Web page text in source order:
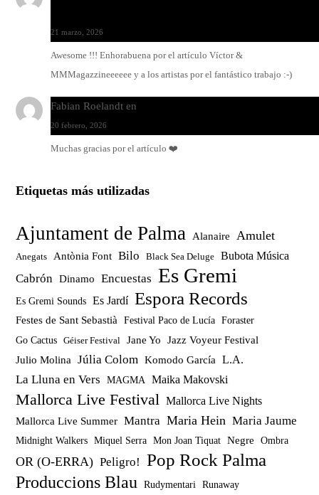
21 marzo, 2026
Awesome !!! Enhorabuena por el artículo Víctor &
MMMagazzineeeeee y a los artistas por el fantástico trabajo :-)
Fabian Roelandt en
20 febrero, 2026
Muchas gracias por el artículo ❤️
Etiquetas más utilizadas
Ajuntament de Palma Alanaire Amulet
Anegats Antònia Font Bilo Black Sea Deluge Bubota Música
Cabrón Dinamo Encuestas Es Gremi
Es Gremi Sounds Es Jardí Espora Records
Festes de Sant Sebastià Festival Paco de Lucía Foraster
Go Cactus Géiser Festival Jane Yo
Jazz Voyeur Festival
Julio Molina
Júlia Colom Komodo García L.A.
La Lluna en Vers MAGMA Maika Makovski
Mallorca Live Festival Mallorca Live Nights
Mallorca Live Summer Mantra Maria Hein Maria Jaume
Midnight Walkers Miquel Serra Mon Joan Tiquat Negre Ombra
OR (O-ERRA) Peligro!
Pop Rock Palma
Produccions Blau
Rudymentari Runaway